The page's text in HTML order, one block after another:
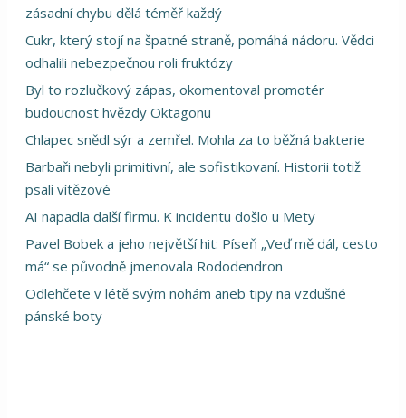
zásadní chybu dělá téměř každý
Cukr, který stojí na špatné straně, pomáhá nádoru. Vědci
odhalili nebezpečnou roli fruktózy
Byl to rozlučkový zápas, okomentoval promotér
budoucnost hvězdy Oktagonu
Chlapec snědl sýr a zemřel. Mohla za to běžná bakterie
Barbaři nebyli primitivní, ale sofistikovaní. Historii totiž
psali vítězové
AI napadla další firmu. K incidentu došlo u Mety
Pavel Bobek a jeho největší hit: Píseň „Veď mě dál, cesto
má“ se původně jmenovala Rododendron
Odlehčete v létě svým nohám aneb tipy na vzdušné
pánské boty